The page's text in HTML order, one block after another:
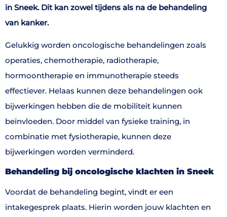
in Sneek. Dit kan zowel tijdens als na de behandeling
van kanker.
Gelukkig worden oncologische behandelingen zoals
operaties, chemotherapie, radiotherapie,
hormoontherapie en immunotherapie steeds
effectiever. Helaas kunnen deze behandelingen ook
bijwerkingen hebben die de mobiliteit kunnen
beïnvloeden. Door middel van fysieke training, in
combinatie met fysiotherapie, kunnen deze
bijwerkingen worden verminderd.
Behandeling bij oncologische klachten in Sneek
Voordat de behandeling begint, vindt er een
intakegesprek plaats. Hierin worden jouw klachten en